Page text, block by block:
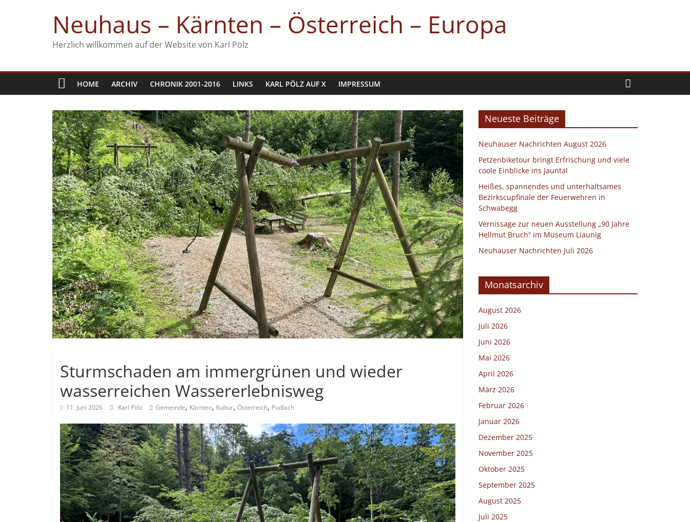
Neuhaus – Kärnten – Österreich – Europa
Herzlich willkommen auf der Website von Karl Pölz
HOME ARCHIV CHRONIK 2001-2016 LINKS KARL PÖLZ AUF X IMPRESSUM
Sturmschaden am immergrünen und wieder
wasserreichen Wassererlebnisweg
11. Juni 2026 Karl Pölz Gemeinde, Kärnten, Kultur, Österreich, Pudlach
Neueste Beiträge
Neuhauser Nachrichten August 2026
Petzenbiketour bringt Erfrischung und viele
coole Einblicke ins Jauntal
Heißes, spannendes und unterhaltsames
Bezirkscupfinale der Feuerwehren in
Schwabegg
Vernissage zur neuen Ausstellung „90 Jahre
Hellmut Bruch“ im Museum Liaunig
Neuhauser Nachrichten Juli 2026
Monatsarchiv
August 2026
Juli 2026
Juni 2026
Mai 2026
April 2026
März 2026
Februar 2026
Januar 2026
Dezember 2025
November 2025
Oktober 2025
September 2025
August 2025
Juli 2025